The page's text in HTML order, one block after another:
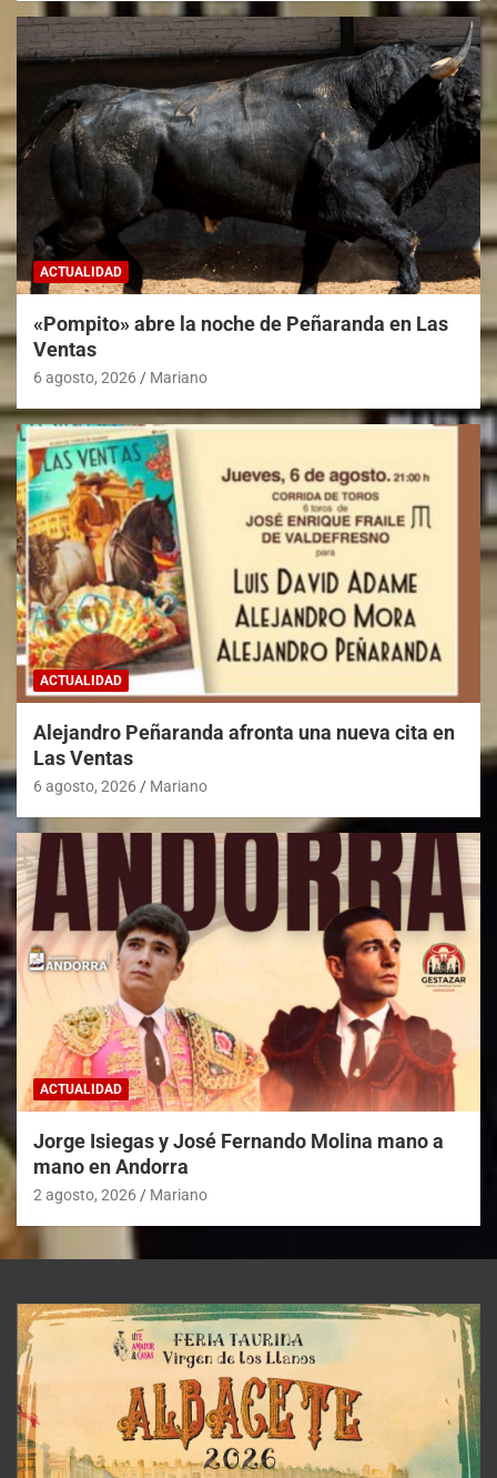
ACTUALIDAD
«Pompito» abre la noche de Peñaranda en Las
Ventas
6 agosto, 2026 Mariano
ACTUALIDAD
Alejandro Peñaranda afronta una nueva cita en
Las Ventas
6 agosto, 2026 Mariano
ACTUALIDAD
Jorge Isiegas y José Fernando Molina mano a
mano en Andorra
2 agosto, 2026 Mariano